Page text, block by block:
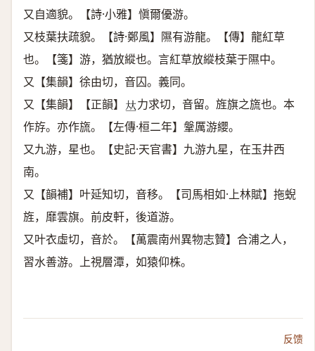
又自適貌。【詩·小雅】愼爾優游。
又枝葉扶疏貌。【詩·鄭風】隰有游龍。【傳】龍紅草
也。【箋】游，猶放縱也。言紅草放縱枝葉于隰中。
又【集韻】徐由切，音囚。義同。
又【集韻】【正韻】 𠀤力求切，音留。旌旗之旒也。本
作斿。亦作旒。【左傳·桓二年】鞶厲游纓。
又九游，星也。【史記·天官書】九游九星，在玉井西
南。
又【韻補】叶延知切，音移。【司馬相如·上林賦】拖蜺
旌，靡雲旗。前皮軒，後道游。
又叶衣虛切，音於。【萬震南州異物志贊】合浦之人，
習水善游。上視層潭，如猿仰株。
反馈